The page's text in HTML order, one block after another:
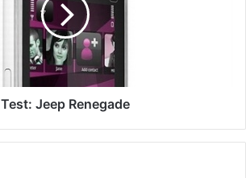
Test: Jeep Renegade